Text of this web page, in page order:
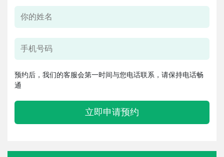
预约后，我们的客服会第一时间与您电话联系，请保持电话畅
通
立即申请预约